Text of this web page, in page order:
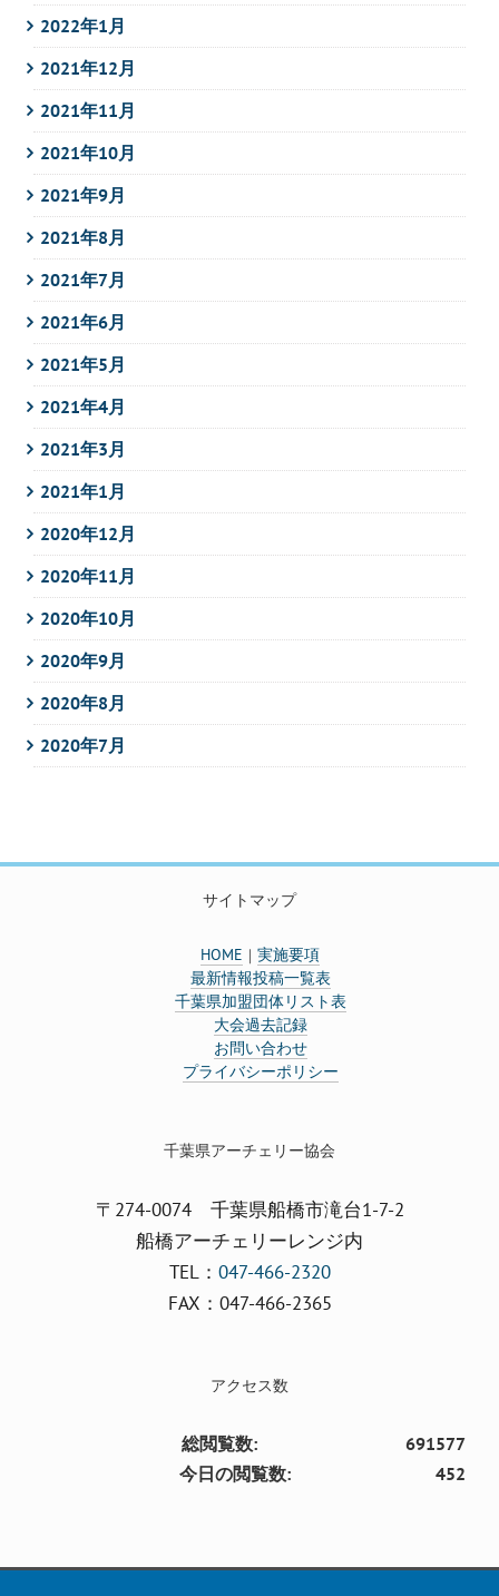
2022年1月
2021年12月
2021年11月
2021年10月
2021年9月
2021年8月
2021年7月
2021年6月
2021年5月
2021年4月
2021年3月
2021年1月
2020年12月
2020年11月
2020年10月
2020年9月
2020年8月
2020年7月
サイトマップ
HOME ｜実施要項
最新情報投稿一覧表
千葉県加盟団体リスト表
大会過去記録
お問い合わせ
プライバシーポリシー
千葉県アーチェリー協会
〒274-0074 千葉県船橋市滝台1-7-2
船橋アーチェリーレンジ内
TEL： 047-466-2320
FAX：047-466-2365
アクセス数
691577
総閲覧数:
452
今日の閲覧数: